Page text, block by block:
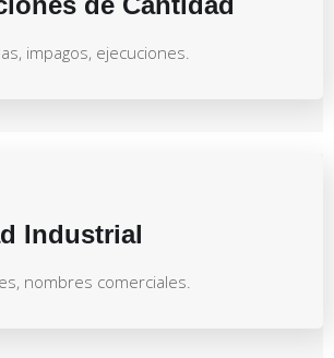
impagos, ejecuciones.
Industrial
nombres comerciales.